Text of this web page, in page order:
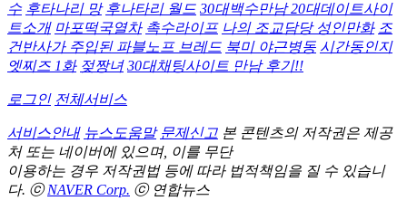
수 후타나리 망 후나타리 월드 30대백수만남 20대데이트사이
트소개 마포떡국열차 촉수라이프 나의 조교담당 성인만화 조
건반사가 주입된 파블노프 브레드 북미 야근병동 시간동인지
엣찌즈 1화 젖짱녀 30대채팅사이트 만남 후기!!
로그인 전체서비스
서비스안내 뉴스도움말 문제신고 본 콘텐츠의 저작권은 제공
처 또는 네이버에 있으며, 이를 무단
이용하는 경우 저작권법 등에 따라 법적책임을 질 수 있습니
다. ⓒ NAVER Corp. ⓒ 연합뉴스